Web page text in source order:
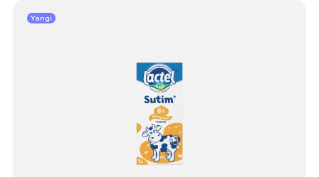
Yangi